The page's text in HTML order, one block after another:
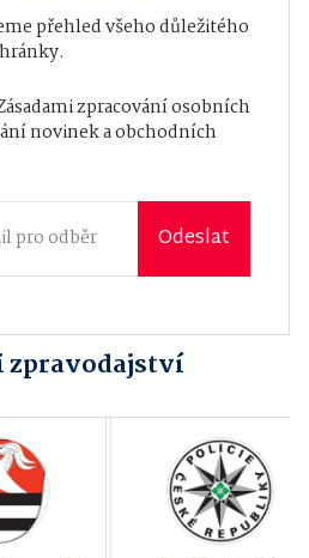
přehled všeho důležitého
zpracování osobních
novinek a obchodních
Odeslat
zpravodajství